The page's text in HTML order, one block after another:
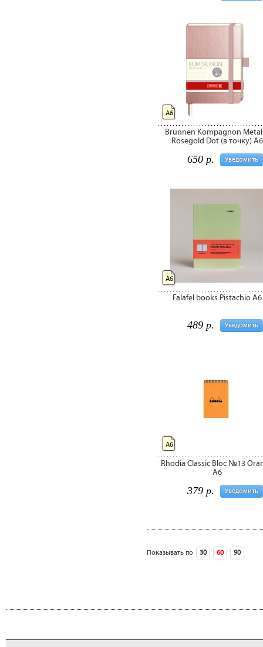
Brunnen Kompagnon
Rosegold Dot (в точку) A6
Уведомить
650 р.
А6
Falafel books Pistachio A6
Уведомить
489 р.
А6
Rhodia Classic Bloc №13
A6
Уведомить
379 р.
А6
Показывать по 30 60 90